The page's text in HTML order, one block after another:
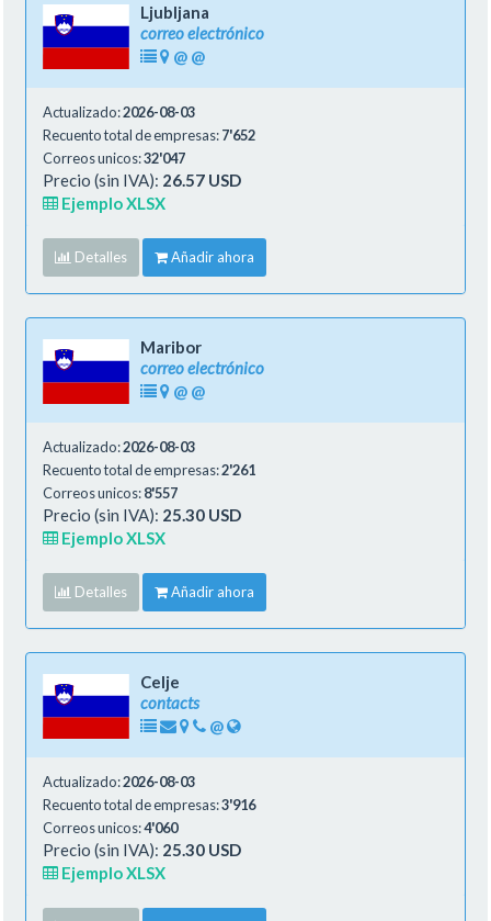
Ljubljana
correo electrónico
@ @
Actualizado:2026-08-03
Recuento total de empresas:7'652
Correos unicos:32'047
Precio (sin IVA): 26.57 USD
Ejemplo XLSX
Detalles Añadir ahora
Maribor
correo electrónico
@ @
Actualizado:2026-08-03
Recuento total de empresas:2'261
Correos unicos:8'557
Precio (sin IVA): 25.30 USD
Ejemplo XLSX
Detalles Añadir ahora
Celje
contacts
@
Actualizado:2026-08-03
Recuento total de empresas:3'916
Correos unicos:4'060
Precio (sin IVA): 25.30 USD
Ejemplo XLSX